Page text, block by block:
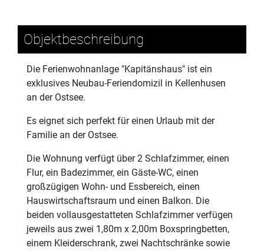
Objektbeschreibung
Die Ferienwohnanlage "Kapitänshaus" ist ein
exklusives Neubau-Feriendomizil in Kellenhusen
an der Ostsee.
Es eignet sich perfekt für einen Urlaub mit der
Familie an der Ostsee.
Die Wohnung verfügt über 2 Schlafzimmer, einen
Flur, ein Badezimmer, ein Gäste-WC, einen
großzügigen Wohn- und Essbereich, einen
Hauswirtschaftsraum und einen Balkon. Die
beiden vollausgestatteten Schlafzimmer verfügen
jeweils aus zwei 1,80m x 2,00m Boxspringbetten,
einem Kleiderschrank, zwei Nachtschränke sowie